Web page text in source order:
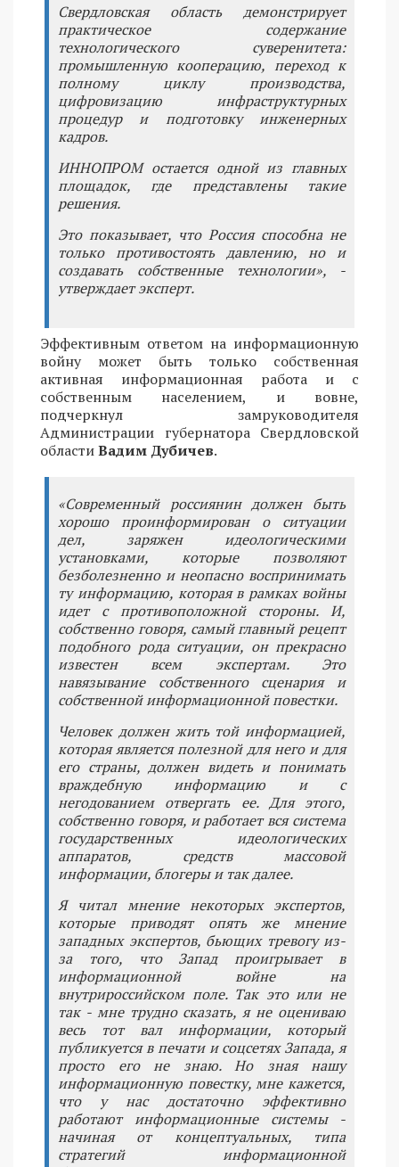
Свердловская область демонстрирует
практическое содержание
технологического суверенитета:
промышленную кооперацию, переход к
полному циклу производства,
цифровизацию инфраструктурных
процедур и подготовку инженерных
кадров.
ИННОПРОМ остается одной из главных
площадок, где представлены такие
решения.
Это показывает, что Россия способна не
только противостоять давлению, но и
создавать собственные технологии», -
утверждает эксперт.
Эффективным ответом на информационную
войну может быть только собственная
активная информационная работа и с
собственным населением, и вовне,
подчеркнул замруководителя
Администрации губернатора Свердловской
областиВадим Дубичев.
«Современный россиянин должен быть
хорошо проинформирован о ситуации
дел, заряжен идеологическими
установками, которые позволяют
безболезненно и неопасно воспринимать
ту информацию, которая в рамках войны
идет с противоположной стороны. И,
собственно говоря, самый главный рецепт
подобного рода ситуации, он прекрасно
известен всем экспертам. Это
навязывание собственного сценария и
собственной информационной повестки.
Человек должен жить той информацией,
которая является полезной для него и для
его страны, должен видеть и понимать
враждебную информацию и с
негодованием отвергать ее. Для этого,
собственно говоря, и работает вся система
государственных идеологических
аппаратов, средств массовой
информации, блогеры и так далее.
Я читал мнение некоторых экспертов,
которые приводят опять же мнение
западных экспертов, бьющих тревогу из-
за того, что Запад проигрывает в
информационной войне на
внутрироссийском поле. Так это или не
так - мне трудно сказать, я не оцениваю
весь тот вал информации, который
публикуется в печати и соцсетях Запада, я
просто его не знаю. Но зная нашу
информационную повестку, мне кажется,
что у нас достаточно эффективно
работают информационные системы -
начиная от концептуальных, типа
стратегий информационной